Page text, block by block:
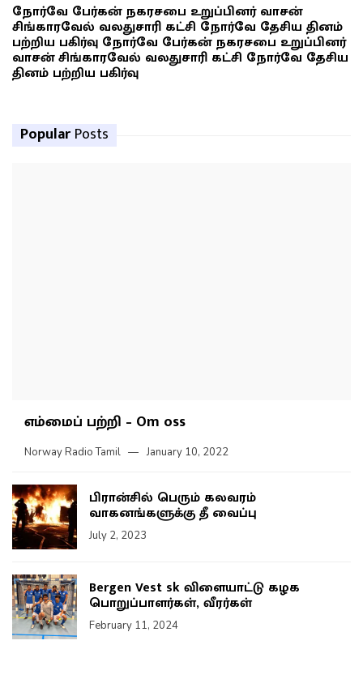
நோர்வே பேர்கன் நகரசபை உறுப்பினர் வாசன்
சிங்காரவேல் வலதுசாரி கட்சி நோர்வே தேசிய தினம்
பற்றிய பகிர்வு நோர்வே பேர்கன் நகரசபை உறுப்பினர்
வாசன் சிங்காரவேல் வலதுசாரி கட்சி நோர்வே தேசிய
தினம் பற்றிய பகிர்வு
Popular Posts
எம்மைப் பற்றி – Om oss
Norway Radio Tamil January 10, 2022
பிரான்சில் பெரும் கலவரம்
வாகனங்களுக்கு தீ வைப்பு
July 2, 2023
Bergen Vest sk விளையாட்டு கழக
பொறுப்பாளர்கள், வீரர்கள்
February 11, 2024